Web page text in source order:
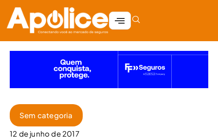
Sem categoria
12 de junho de 2017